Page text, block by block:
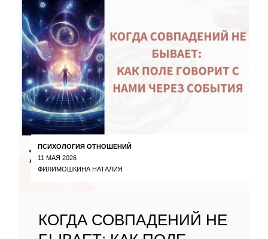
ПСИХОЛОГИЯ ОТНОШЕНИЙ
11 МАЯ 2026
ФИЛИМОШКИНА НАТАЛИЯ
КОГДА СОВПАДЕНИЙ НЕ